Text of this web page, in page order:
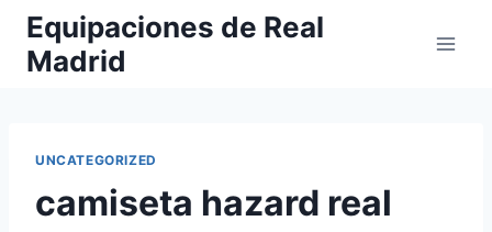
Saltar
contenido
Equipaciones de Real
Madrid
UNCATEGORIZED
camiseta hazard real